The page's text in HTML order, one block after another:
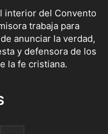
interior del Convento
trabaja para
anunciar la verdad,
y defensora de los
la fe cristiana.